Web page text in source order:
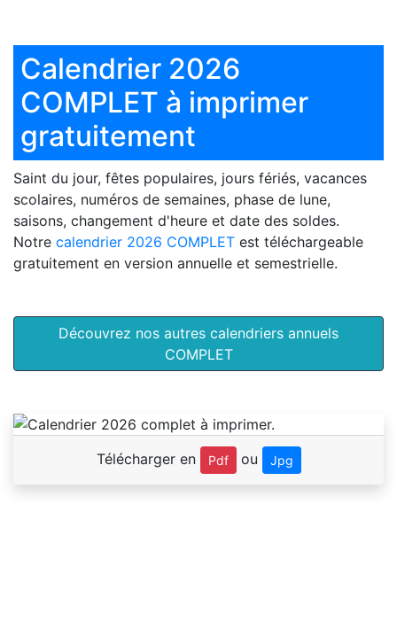
Calendrier 2026
COMPLET à imprimer
gratuitement
Saint du jour, fêtes populaires, jours fériés, vacances
scolaires, numéros de semaines, phase de lune,
saisons, changement d'heure et date des soldes.
Notre calendrier 2026 COMPLET est téléchargeable
gratuitement en version annuelle et semestrielle.
Découvrez nos autres calendriers annuels
COMPLET
Télécharger en Pdf ou Jpg